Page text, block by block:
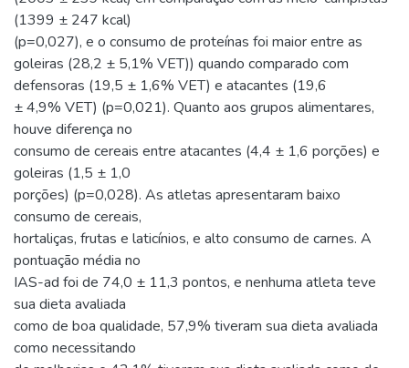
(1399 ± 247 kcal)
(p=0,027), e o consumo de proteínas foi maior entre as
goleiras (28,2 ± 5,1% VET)) quando comparado com
defensoras (19,5 ± 1,6% VET) e atacantes (19,6
± 4,9% VET) (p=0,021). Quanto aos grupos alimentares,
houve diferença no
consumo de cereais entre atacantes (4,4 ± 1,6 porções) e
goleiras (1,5 ± 1,0
porções) (p=0,028). As atletas apresentaram baixo
consumo de cereais,
hortaliças, frutas e laticínios, e alto consumo de carnes. A
pontuação média no
IAS-ad foi de 74,0 ± 11,3 pontos, e nenhuma atleta teve
sua dieta avaliada
como de boa qualidade, 57,9% tiveram sua dieta avaliada
como necessitando